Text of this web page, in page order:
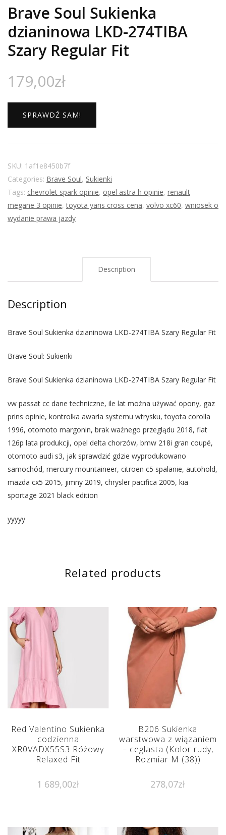
Brave Soul Sukienka
dzianinowa LKD-274TIBA
Szary Regular Fit
179,00zł
SPRAWDŹ SAM!
SKU: 1af1e8450b7f
Categories: Brave Soul, Sukienki
Tags: chevrolet spark opinie, opel astra h opinie, renault
megane 3 opinie,toyota yaris cross cena, volvo xc60, wniosek o
wydanie prawa jazdy
Description
Description
Brave Soul Sukienka dzianinowa LKD-274TIBA Szary Regular Fit
Brave Soul: Sukienki
Brave Soul Sukienka dzianinowa LKD-274TIBA Szary Regular Fit
vw passat cc dane techniczne, ile lat można używać opony, gaz
prins opinie, kontrolka awaria systemu wtrysku, toyota corolla
1996, otomoto margonin, brak ważnego przeglądu 2018, fiat
126p lata produkcji, opel delta chorzów, bmw 218i gran coupé,
otomoto audi s3, jak sprawdzić gdzie wyprodukowano
samochód, mercury mountaineer, citroen c5 spalanie, autohold,
mazda cx5 2015, jimny 2019, chrysler pacifica 2005, kia
sportage 2021 black edition
yyyyy
Related products
Red Valentino Sukienka
codzienna
XR0VADX55S3 Różowy
Relaxed Fit
1 689,00zł
B206 Sukienka
warstwowa z wiązaniem
– ceglasta (Kolor rudy,
Rozmiar M (38))
278,07zł